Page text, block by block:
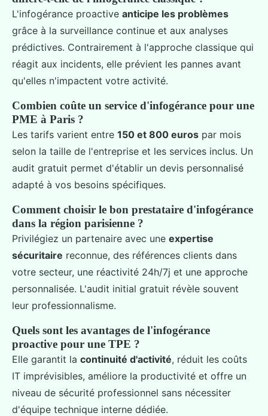
L'infogérance proactive anticipe les problèmes
grâce à la surveillance continue et aux analyses
prédictives. Contrairement à l'approche classique qui
réagit aux incidents, elle prévient les pannes avant
qu'elles n'impactent votre activité.
Combien coûte un service d'infogérance pour une
PME à Paris ?
Les tarifs varient entre 150 et 800 euros par mois
selon la taille de l'entreprise et les services inclus. Un
audit gratuit permet d'établir un devis personnalisé
adapté à vos besoins spécifiques.
Comment choisir le bon prestataire d'infogérance
dans la région parisienne ?
Privilégiez un partenaire avec une expertise
sécuritaire reconnue, des références clients dans
votre secteur, une réactivité 24h/7j et une approche
personnalisée. L'audit initial gratuit révèle souvent
leur professionnalisme.
Quels sont les avantages de l'infogérance
proactive pour une TPE ?
Elle garantit la continuité d'activité, réduit les coûts
IT imprévisibles, améliore la productivité et offre un
niveau de sécurité professionnel sans nécessiter
d'équipe technique interne dédiée.